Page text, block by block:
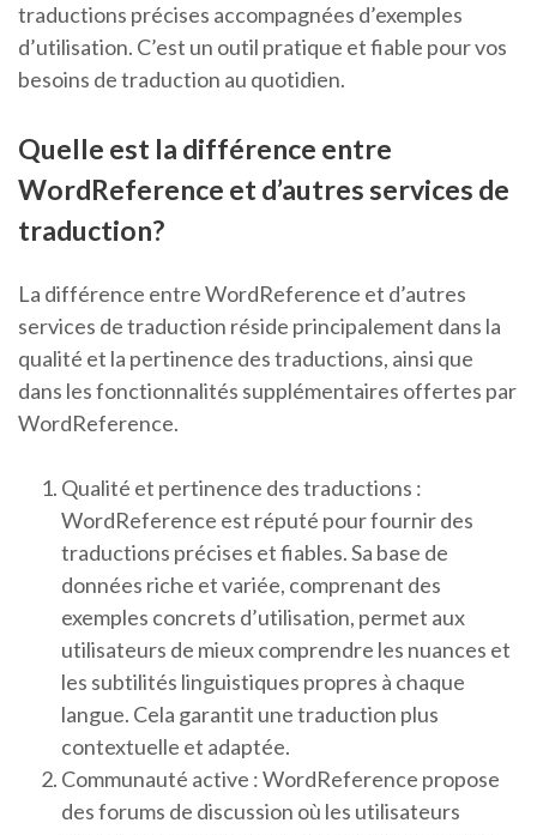
traductions précises accompagnées d’exemples
d’utilisation. C’est un outil pratique et fiable pour vos
besoins de traduction au quotidien.
Quelle est la différence entre
WordReference et d’autres services de
traduction?
La différence entre WordReference et d’autres
services de traduction réside principalement dans la
qualité et la pertinence des traductions, ainsi que
dans les fonctionnalités supplémentaires offertes par
WordReference.
Qualité et pertinence des traductions :
WordReference est réputé pour fournir des
traductions précises et fiables. Sa base de
données riche et variée, comprenant des
exemples concrets d’utilisation, permet aux
utilisateurs de mieux comprendre les nuances et
les subtilités linguistiques propres à chaque
langue. Cela garantit une traduction plus
contextuelle et adaptée.
Communauté active : WordReference propose
des forums de discussion où les utilisateurs